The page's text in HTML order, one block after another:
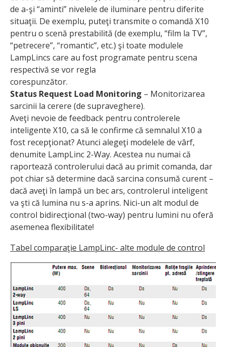
de a-şi “aminti” nivelele de iluminare pentru diferite
situaţii. De exemplu, puteţi transmite o comandă X10
pentru o scenă prestabilită (de exemplu, “film la TV”,
“petrecere”, “romantic”, etc.) şi toate modulele
LampLincs care au fost programate pentru scena
respectivă se vor regla
corespunzător.
Status Request Load Monitoring – Monitorizarea
sarcinii la cerere (de supraveghere).
Aveţi nevoie de feedback pentru controlerele
inteligente X10, ca să le confirme că semnalul X10 a
fost recepţionat? Atunci alegeţi modelele de vârf,
denumite LampLinc 2-Way. Acestea nu numai că
raportează controlerului dacă au primit comanda, dar
pot chiar să determine dacă sarcina consumă curent –
dacă aveţi în lampă un bec ars, controlerul inteligent
va şti că lumina nu s-a aprins. Nici-un alt modul de
control bidirecţional (two-way) pentru lumini nu oferă
asemenea flexibilitate!
Tabel comparaţie LampLinc- alte module de control